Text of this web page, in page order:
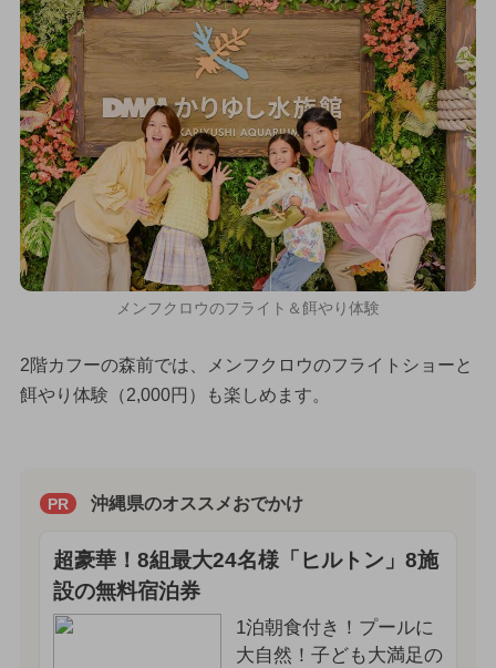
メンフクロウのフライト＆餌やり体験
2階カフーの森前では、メンフクロウのフライトショーと
餌やり体験（2,000円）も楽しめます。
PR 沖縄県のオススメおでかけ
超豪華！8組最大24名様「ヒルトン」8施
設の無料宿泊券
1泊朝食付き！プールに
大自然！子ども大満足の